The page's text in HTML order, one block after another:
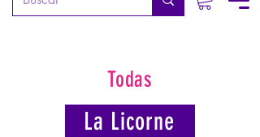
Todas
La Licorne